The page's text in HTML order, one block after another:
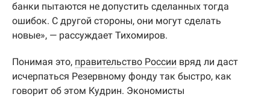
банки пытаются не допустить сделанных тогда
ошибок. С другой стороны, они могут сделать
новые», — рассуждает Тихомиров.
Понимая это, правительство России вряд ли даст
исчерпаться Резервному фонду так быстро, как
говорит об этом Кудрин. Экономисты